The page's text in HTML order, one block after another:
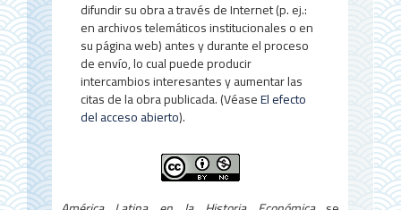
c
u
l
o
difundir su obra a través de Internet (p. ej.:
en archivos telemáticos institucionales o en
su página web) antes y durante el proceso
de envío, lo cual puede producir
intercambios interesantes y aumentar las
citas de la obra publicada. (VéaseEl efecto
del acceso abierto).